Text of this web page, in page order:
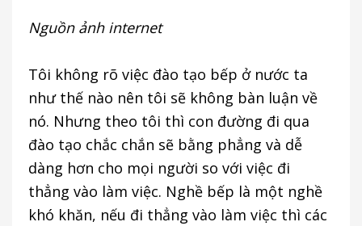
Nguồn ảnh internet
Tôi không rõ việc đào tạo bếp ở nước ta
như thế nào nên tôi sẽ không bàn luận về
nó. Nhưng theo tôi thì con đường đi qua
đào tạo chắc chắn sẽ bằng phẳng và dễ
dàng hơn cho mọi người so với việc đi
thẳng vào làm việc. Nghề bếp là một nghề
khó khăn, nếu đi thẳng vào làm việc thì các